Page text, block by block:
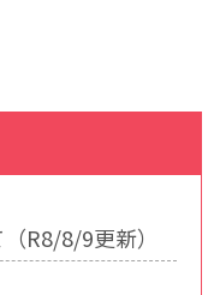
R8/8/9更新）